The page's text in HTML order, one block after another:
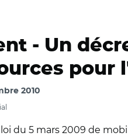
- Un
pour
2010
loi du 5 mars 2009 de